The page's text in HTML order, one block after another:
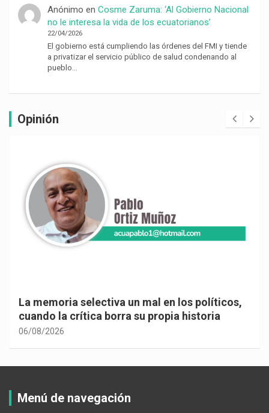
Anónimo en Cosme Zaruma: ‘Al Gobierno Nacional
no le interesa la vida de los ecuatorianos’
22/04/2026
El gobierno está cumpliendo las órdenes del FMI y tiende
a privatizar el servicio público de salud condenando al
pueblo…
Opinión
La memoria selectiva un mal en los políticos,
cuando la crítica borra su propia historia
06/08/2026
Menú de navegación